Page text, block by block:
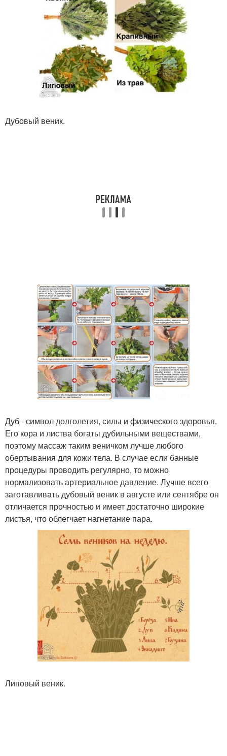
Дубовый веник.
Дуб - символ долголетия, силы и физического здоровья.
Его кора и листва богаты дубильными веществами,
поэтому массаж таким веничком лучше любого
обертывания для кожи тела. В случае если банные
процедуры проводить регулярно, то можно
нормализовать артериальное давление. Лучше всего
заготавливать дубовый веник в августе или сентябре он
отличается прочностью и имеет достаточно широкие
листья, что облегчает нагнетание пара.
Липовый веник.